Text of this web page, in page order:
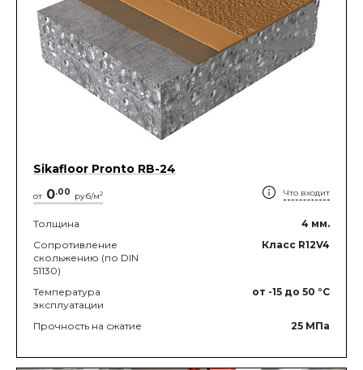
Sikafloor Pronto RB-24
от 0.00 руб/м2 Что входит
Толщина 4 мм.
Сопротивление
скольжению (по DIN
51130)
Класс R12V4
Температура
эксплуатации
от -15 до 50 °C
Прочность на сжатие 25 МПа